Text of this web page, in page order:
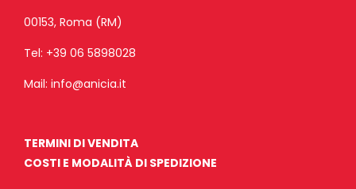
00153, Roma (RM)
Tel: +39 06 5898028
Mail: info@anicia.it
TERMINI DI VENDITA
COSTI E MODALITÀ DI SPEDIZIONE